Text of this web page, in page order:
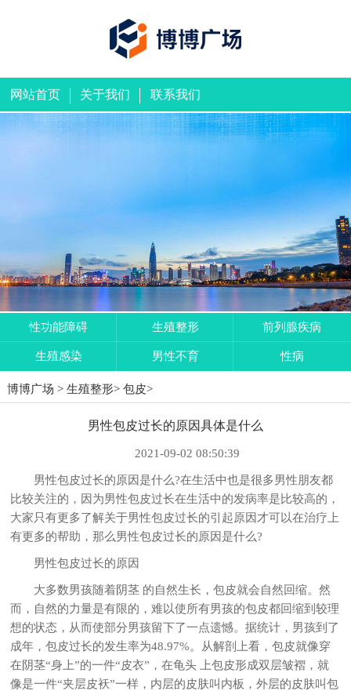
网站首页 关于我们 联系我们
性功能障碍 生殖整形 前列腺疾病
生殖感染 男性不育 性病
博博广场 > 生殖整形> 包皮>
男性包皮过长的原因具体是什么
2021-09-02 08:50:39
男性包皮过长的原因是什么?在生活中也是很多男性朋友都
比较关注的，因为男性包皮过长在生活中的发病率是比较高的，
大家只有更多了解关于男性包皮过长的引起原因才可以在治疗上
有更多的帮助，那么男性包皮过长的原因是什么?
男性包皮过长的原因
大多数男孩随着阴茎 的自然生长，包皮就会自然回缩。然
而，自然的力量是有限的，难以使所有男孩的包皮都回缩到较理
想的状态，从而使部分男孩留下了一点遗憾。据统计，男孩到了
成年，包皮过长的发生率为48.97%。从解剖上看，包皮就像穿
在阴茎“身上”的一件“皮衣”，在龟头 上包皮形成双层皱褶，就
像是一件“夹层皮袄”一样，内层的皮肤叫内板，外层的皮肤叫包